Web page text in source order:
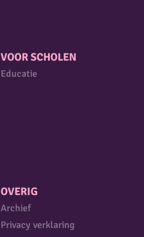
VOOR SCHOLEN
Educatie
OVERIG
Archief
Privacy verklaring